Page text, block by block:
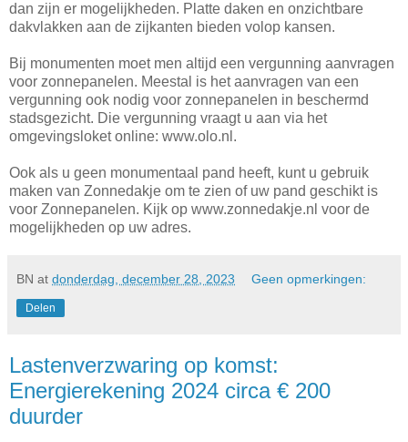
dan zijn er mogelijkheden. Platte daken en onzichtbare
dakvlakken aan de zijkanten bieden volop kansen.
Bij monumenten moet men altijd een vergunning aanvragen
voor zonnepanelen. Meestal is het aanvragen van een
vergunning ook nodig voor zonnepanelen in beschermd
stadsgezicht. Die vergunning vraagt u aan via het
omgevingsloket online: www.olo.nl.
Ook als u geen monumentaal pand heeft, kunt u gebruik
maken van Zonnedakje om te zien of uw pand geschikt is
voor Zonnepanelen. Kijk op www.zonnedakje.nl voor de
mogelijkheden op uw adres.
BN at donderdag, december 28, 2023 Geen opmerkingen:
Delen
Lastenverzwaring op komst:
Energierekening 2024 circa € 200
duurder